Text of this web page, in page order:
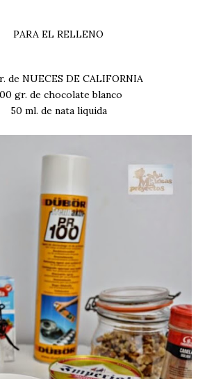
PARA EL RELLENO
de NUECES DE CALIFORNIA
gr. de chocolate blanco
50 ml. de nata liquida